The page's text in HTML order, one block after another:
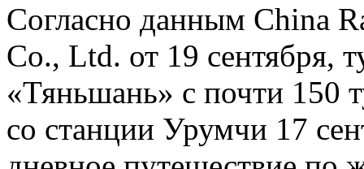
Согласно данным China
Co., Ltd. от 19 сентября,
«Тяньшань» с почти 150
со станции Урумчи 17